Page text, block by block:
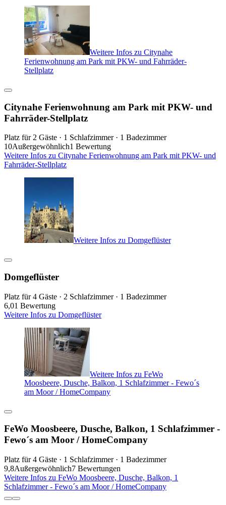
Weitere Infos zu Citynahe
Ferienwohnung am Park mit PKW- und Fahrräder-
Stellplatz
Citynahe Ferienwohnung am Park mit PKW- und
Fahrräder-Stellplatz
Platz für 2 Gäste · 1 Schlafzimmer · 1 Badezimmer
10Außergewöhnlich1 Bewertung
Weitere Infos zu Citynahe Ferienwohnung am Park mit PKW- und
Fahrräder-Stellplatz
Weitere Infos zu Domgeflüster
Domgeflüster
Platz für 4 Gäste · 2 Schlafzimmer · 1 Badezimmer
6,01 Bewertung
Weitere Infos zu Domgeflüster
Weitere Infos zu FeWo
Moosbeere, Dusche, Balkon, 1 Schlafzimmer - Fewo´s
am Moor / HomeCompany
FeWo Moosbeere, Dusche, Balkon, 1 Schlafzimmer -
Fewo´s am Moor / HomeCompany
Platz für 4 Gäste · 1 Schlafzimmer · 1 Badezimmer
9,8Außergewöhnlich7 Bewertungen
Weitere Infos zu FeWo Moosbeere, Dusche, Balkon, 1
Schlafzimmer - Fewo´s am Moor / HomeCompany